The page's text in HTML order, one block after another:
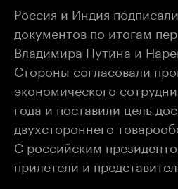
Россия и Индия
документов по итогам
Владимира Путина и
Стороны согласовали
экономического
года и поставили цель
двухстороннего
С российским
прилетели и